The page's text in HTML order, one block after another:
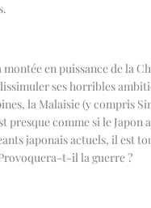
en puissance de la
ses horribles
la Malaisie (y compris
comme si le Japon
japonais actuels, il est
t-il la guerre ?